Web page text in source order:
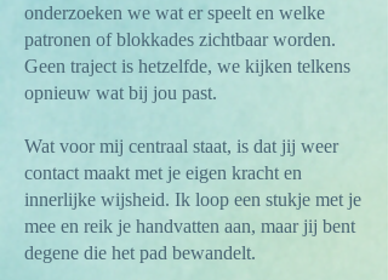
onderzoeken we wat er speelt en welke
patronen of blokkades zichtbaar worden.
Geen traject is hetzelfde, we kijken telkens
opnieuw wat bij jou past.
Wat voor mij centraal staat, is dat jij weer
contact maakt met je eigen kracht en
innerlijke wijsheid. Ik loop een stukje met je
mee en reik je handvatten aan, maar jij bent
degene die het pad bewandelt.